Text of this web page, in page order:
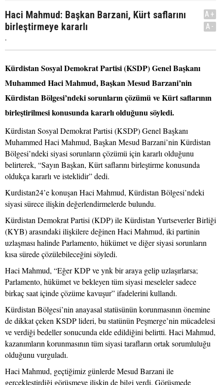
Haci Mahmud: Başkan Barzani, Kürt saflarını
birleştirmeye kararlı
.
A+
A-
Kürdistan Sosyal Demokrat Partisi (KSDP) Genel Başkanı
Muhammed Haci Mahmud, Başkan Mesud Barzani’nin
Kürdistan Bölgesi’ndeki sorunların çözümü ve Kürt saflarının
birleştirilmesi konusunda kararlı olduğunu söyledi.
Kürdistan Sosyal Demokrat Partisi (KSDP) Genel Başkanı
Muhammed Haci Mahmud, Başkan Mesud Barzani’nin Kürdistan
Bölgesi’ndeki siyasi sorunların çözümü için kararlı olduğunu
belirterek, “Sayın Başkan, Kürt saflarını birleştirme konusunda
oldukça kararlı ve isteklidir” dedi.
Kurdistan24’e konuşan Haci Mahmud, Kürdistan Bölgesi’ndeki
siyasi sürece ilişkin değerlendirmelerde bulundu.
Kürdistan Demokrat Partisi (KDP) ile Kürdistan Yurtseverler Birliği
(KYB) arasındaki ilişkilere değinen Haci Mahmud, iki partinin
uzlaşması halinde Parlamento, hükümet ve diğer siyasi sorunların
kısa sürede çözülebileceğini söyledi.
Haci Mahmud, “Eğer KDP ve ynk bir araya gelip uzlaşırlarsa;
Parlamento, hükümet ve bekleyen tüm siyasi meseleler sadece
birkaç saat içinde çözüme kavuşur” ifadelerini kullandı.
Kürdistan Bölgesi’nin anayasal statüsünün korunmasının önemine
de dikkat çeken KSDP lideri, bu statünün Peşmerge’nin mücadelesi
ve verdiği bedeller sonucunda elde edildiğini belirtti. Haci Mahmud,
kazanımların korunmasının tüm siyasi tarafların ortak sorumluluğu
olduğunu vurguladı.
Haci Mahmud, geçtiğimiz günlerde Mesud Barzani ile
gerçekleştirdiği görüşmeye ilişkin de bilgi verdi. Görüşmede